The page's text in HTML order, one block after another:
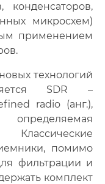
конденсаторов,
микросхем)
применением
технологий
SDR –
radio (анг.),
помимо
фильтрации и
комплект